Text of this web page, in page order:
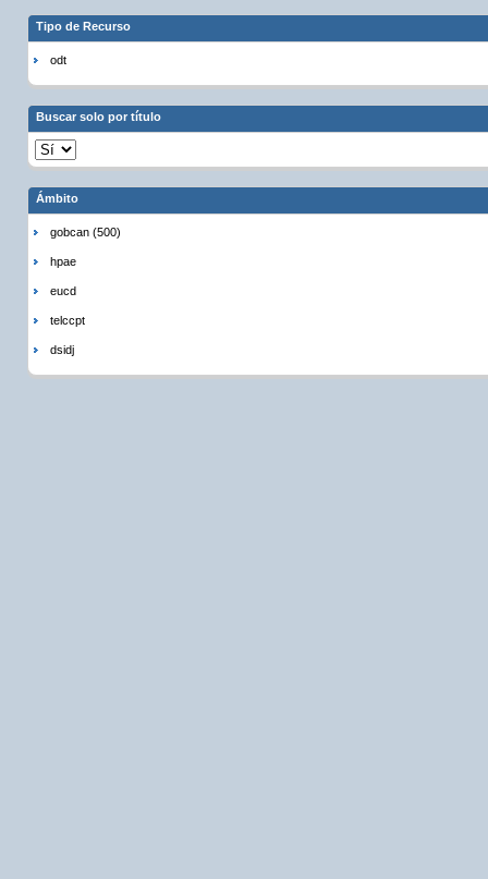
Tipo de Recurso
odt
Buscar solo por título
Ámbito
gobcan (500)
hpae
eucd
telccpt
dsidj